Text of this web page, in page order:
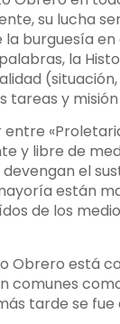
su lucha
burguesía
la
tareas y
y libre de
el
están
de los
Obrero está
comunes
tarde se